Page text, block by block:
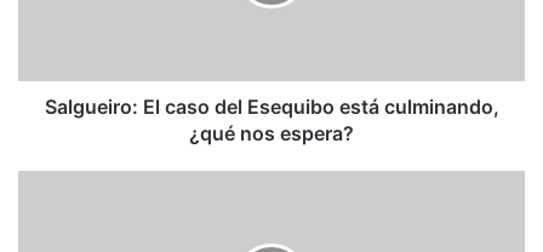
nos
espera?
Salgueiro: El caso del Esequibo está culminando,
¿qué nos espera?